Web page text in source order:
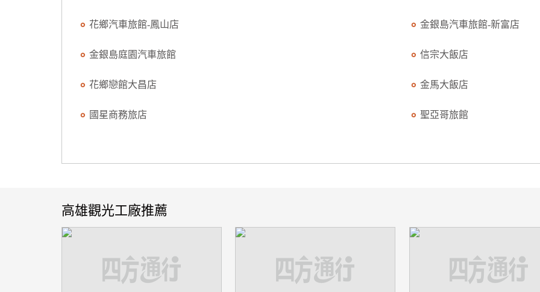
花鄉汽車旅館-鳳山店 金銀島汽車旅館-新富店
金銀島庭園汽車旅館 信宗大飯店
花鄉戀館大昌店 金馬大飯店
國星商務旅店 聖亞哥旅館
高雄觀光工廠推薦